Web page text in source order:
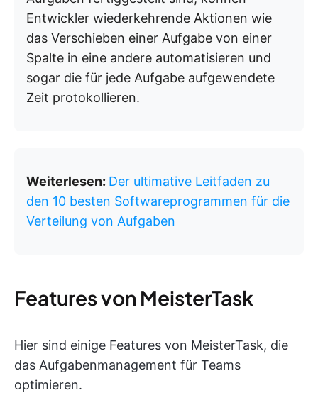
Entwickler wiederkehrende Aktionen wie
das Verschieben einer Aufgabe von einer
Spalte in eine andere automatisieren und
sogar die für jede Aufgabe aufgewendete
Zeit protokollieren.
Weiterlesen: Der ultimative Leitfaden zu
den 10 besten Softwareprogrammen für die
Verteilung von Aufgaben
Features von MeisterTask
Hier sind einige Features von MeisterTask, die
das Aufgabenmanagement für Teams
optimieren.